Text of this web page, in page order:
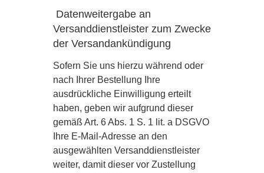
Datenweitergabe an
Versanddienstleister zum Zwecke
der Versandankündigung
Sofern Sie uns hierzu während oder
nach Ihrer Bestellung Ihre
ausdrückliche Einwilligung erteilt
haben, geben wir aufgrund dieser
gemäß Art. 6 Abs. 1 S. 1 lit. a DSGVO
Ihre E-Mail-Adresse an den
ausgewählten Versanddienstleister
weiter, damit dieser vor Zustellung